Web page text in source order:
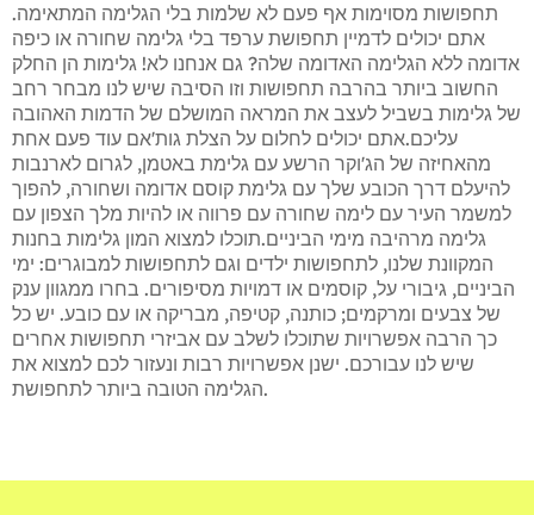
תחפושות מסוימות אף פעם לא שלמות בלי הגלימה המתאימה.
אתם יכולים לדמיין תחפושת ערפד בלי גלימה שחורה או כיפה
אדומה ללא הגלימה האדומה שלה? גם אנחנו לא! גלימות הן החלק
החשוב ביותר בהרבה תחפושות וזו הסיבה שיש לנו מבחר רחב
של גלימות בשביל לעצב את המראה המושלם של הדמות האהובה
עליכם.אתם יכולים לחלום על הצלת גות'אם עוד פעם אחת
מהאחיזה של הג'וקר הרשע עם גלימת באטמן, לגרום לארנבות
להיעלם דרך הכובע שלך עם גלימת קוסם אדומה ושחורה, להפוך
למשמר העיר עם לימה שחורה עם פרווה או להיות מלך הצפון עם
גלימה מרהיבה מימי הביניים.תוכלו למצוא המון גלימות בחנות
המקוונת שלנו, לתחפושות ילדים וגם לתחפושות למבוגרים: ימי
הביניים, גיבורי על, קוסמים או דמויות מסיפורים. בחרו ממגוון ענק
של צבעים ומרקמים; כותנה, קטיפה, מבריקה או עם כובע. יש כל
כך הרבה אפשרויות שתוכלו לשלב עם אביזרי תחפושות אחרים
שיש לנו עבורכם. ישנן אפשרויות רבות ונעזור לכם למצוא את
הגלימה הטובה ביותר לתחפושת.